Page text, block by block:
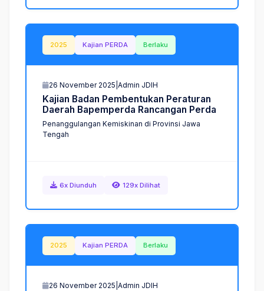
2025 Kajian PERDA Berlaku
26 November 2025 Admin JDIH
Kajian Badan Pembentukan Peraturan
Daerah Bapemperda Rancangan Perda
Penanggulangan Kemiskinan di Provinsi Jawa
Tengah
6x Diunduh 129x Dilihat
2025 Kajian PERDA Berlaku
26 November 2025 Admin JDIH